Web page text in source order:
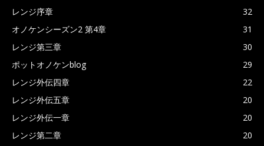
レンジ序章
32
オノケンシーズン2 第4章
31
レンジ第三章
30
ポットオノケンblog
29
レンジ外伝四章
22
レンジ外伝五章
20
レンジ外伝一章
20
レンジ第二章
20